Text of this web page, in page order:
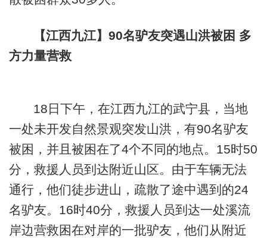
【江西九江】90名驴友突遇山洪被困 多
方力量营救
18日下午，在江西九江的武宁县，当地
一处未开发自然景观突发山洪，有90名驴友
被困，并且被困在了4个不同的地点。15时50
分，救援人员到达附近山区。由于车辆无法
通行，他们徒步进山，疏散了途中遇到的24
名驴友。16时40分，救援人员到达一处溪流
岸边营救困在对岸的一批驴友，他们从附近